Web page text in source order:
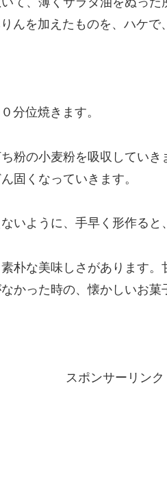
んを加えたものを、ハケで
分位焼きます。
粉の小麦粉を吸収してい
固くなっていきます。
いように、手早く形作ると
朴な美味しさがあります
かった時の、懐かしいお菓
スポンサーリンク